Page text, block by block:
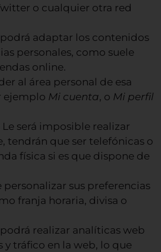
o cualquier otra red
adaptar los contenidos
personales, como suele
online.
al área personal de esa
ejemplo Mi cuenta, o Mi perfil
será imposible realizar
tendrán que ser telefónicas o
física si es que dispone de
personalizar sus preferencias
franja horaria, divisa o
realizar analíticas web
y tráfico en la web, lo que